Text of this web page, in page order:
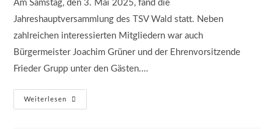
Am Samstag, den 3. Mai 2025, fand die
Jahreshauptversammlung des TSV Wald statt. Neben
zahlreichen interessierten Mitgliedern war auch
Bürgermeister Joachim Grüner und der Ehrenvorsitzende
Frieder Grupp unter den Gästen.…
Weiterlesen
Jahreshauptversammlung
Des